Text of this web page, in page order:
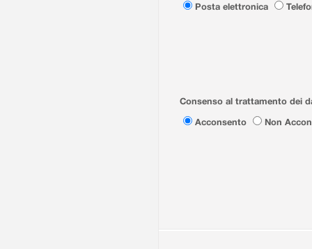
Posta elettronica
Consenso al trattamento dei
Acconsento
Non